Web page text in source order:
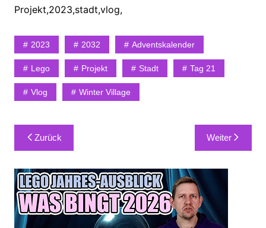
Projekt,2023,stadt,vlog,
2023 2032 Adventskalender
Lego Projekt Stadt Tag 21
Vlog Winter Village
Beitragsnavigation
Zurück Weiter